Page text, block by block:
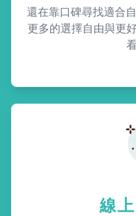
還在靠口碑尋找適合
更多的選擇自由與更
線